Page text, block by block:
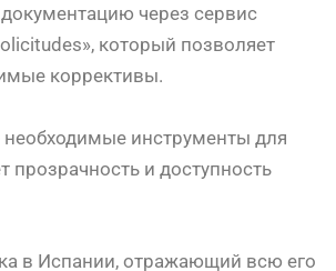
через сервис
который позволяет
коррективы.
необходимые инструменты для
прозрачность и доступность
в Испании, отражающий всю его